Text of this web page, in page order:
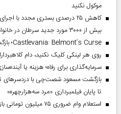
موکول نکنید
کاهش ۲۵ درصدی بستری مجدد با
بیش از ۳۰۰۰ مورد جدید سرطان در خانواده بیماران
Castlevania: Belmont’s Curse؛ بازگشت باشکوه شکارچیان خون‌آشام
روی هر لینکی کلیک نکنید، دام
سرمایه‌گذاری برای رفاه؛ هزینه یا
بازگشت مسعود شصت‌چی با دردسر‌های
تا پایان فیلمبرداری «مرد سه‌هزارچهره»
استعلام وام ضروری ۷۵